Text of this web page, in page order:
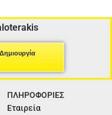
ΠΛΗΡΟΦΟΡΙΕΣ
Εταιρεία